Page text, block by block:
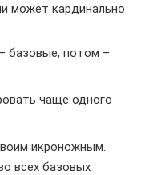
может кардинально
базовые, потом –
чаще одного
икроножным.
всех базовых